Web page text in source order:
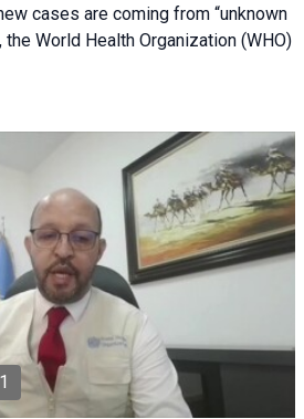
cases are coming from “unknown
World Health Organization (WHO)
1